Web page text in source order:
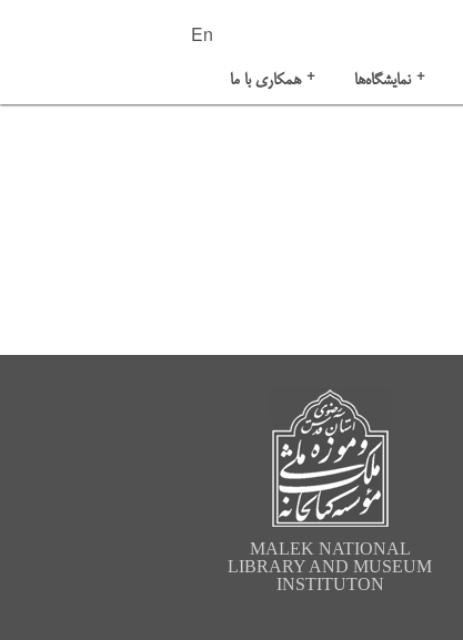
En
همکاری با ما + نمایشگاه‌ها +
MALEK NATIONAL
LIBRARY AND MUSEUM
INSTITUTON